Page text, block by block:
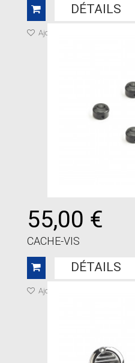
DÉTAILS
Ajouter à ma liste de cadeaux
55,00 €
CACHE-VIS
DÉTAILS
Ajouter à ma liste de cadeaux